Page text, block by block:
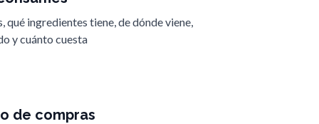
qué ingredientes tiene, de dónde viene,
y cuánto cuesta
de compras